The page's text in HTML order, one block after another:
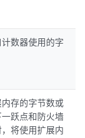
数器使用的字
存的字节数或
跃点和防火墙
将使用扩展内